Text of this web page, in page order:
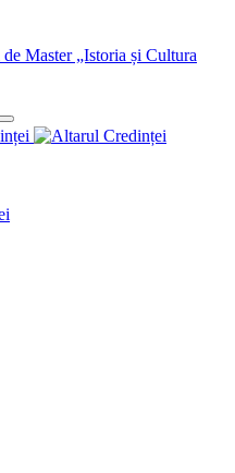
Master „Istoria și Cultura